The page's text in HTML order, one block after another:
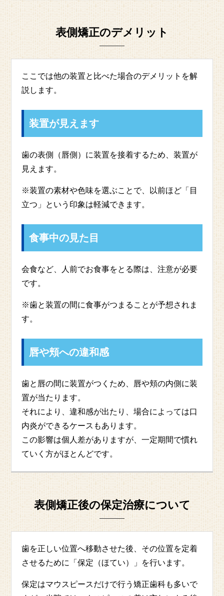
表側矯正のデメリット
ここでは他の装置と比べた場合のデメリットを解
説します。
装置が見えます
歯の表側（唇側）に装置を接着するため、装置が
見えます。
※装置の素材や色味を選ぶことで、以前ほど「目
立つ」という印象は軽減できます。
食事中の見た目
会食など、人前でお食事をとる際は、注意が必要
です。
※歯と装置の間に食事がつまることが予想されま
す。
唇や頬への違和感
歯と唇の間に装置がつくため、唇や頬の内側に装
置が当たります。
それにより、違和感が出たり、場合によっては口
内炎ができるケースもあります。
この影響は個人差がありますが、一定期間で慣れ
ていく方がほとんどです。
表側矯正後の保定治療について
歯を正しい位置へ移動させた後、その位置を定着
させるために「保定（ほてい）」を行います。
保定はマウスピースだけで行う矯正歯科も多いで